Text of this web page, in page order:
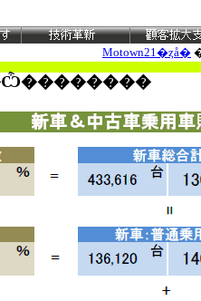
Motown21�ȥå�